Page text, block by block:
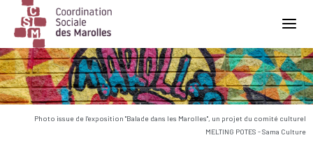
Main Navigation
Photo issue de l'exposition "Balade dans les Marolles", un projet du comité culturel
MELTING POTES - Sama Culture